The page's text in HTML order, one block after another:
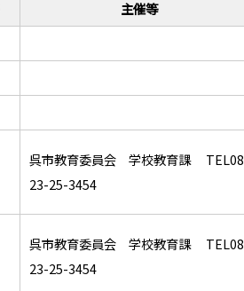
主催等
呉市教育委員会 学校教育課 TEL08
23-25-3454
呉市教育委員会 学校教育課 TEL08
23-25-3454